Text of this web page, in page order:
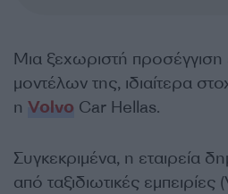
Μια ξεχωριστή προσέγγιση
μοντέλων της, ιδιαίτερα
η Volvo Car Hellas.
Συγκεκριμένα, η εταιρεία
από ταξιδιωτικές